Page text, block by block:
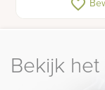
graniet metfavorite_border
Bekijk